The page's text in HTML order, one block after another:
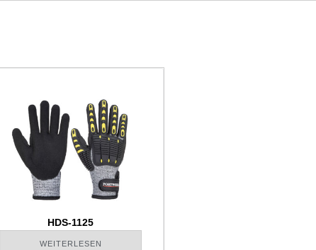
HDS-1125
WEITERLESEN